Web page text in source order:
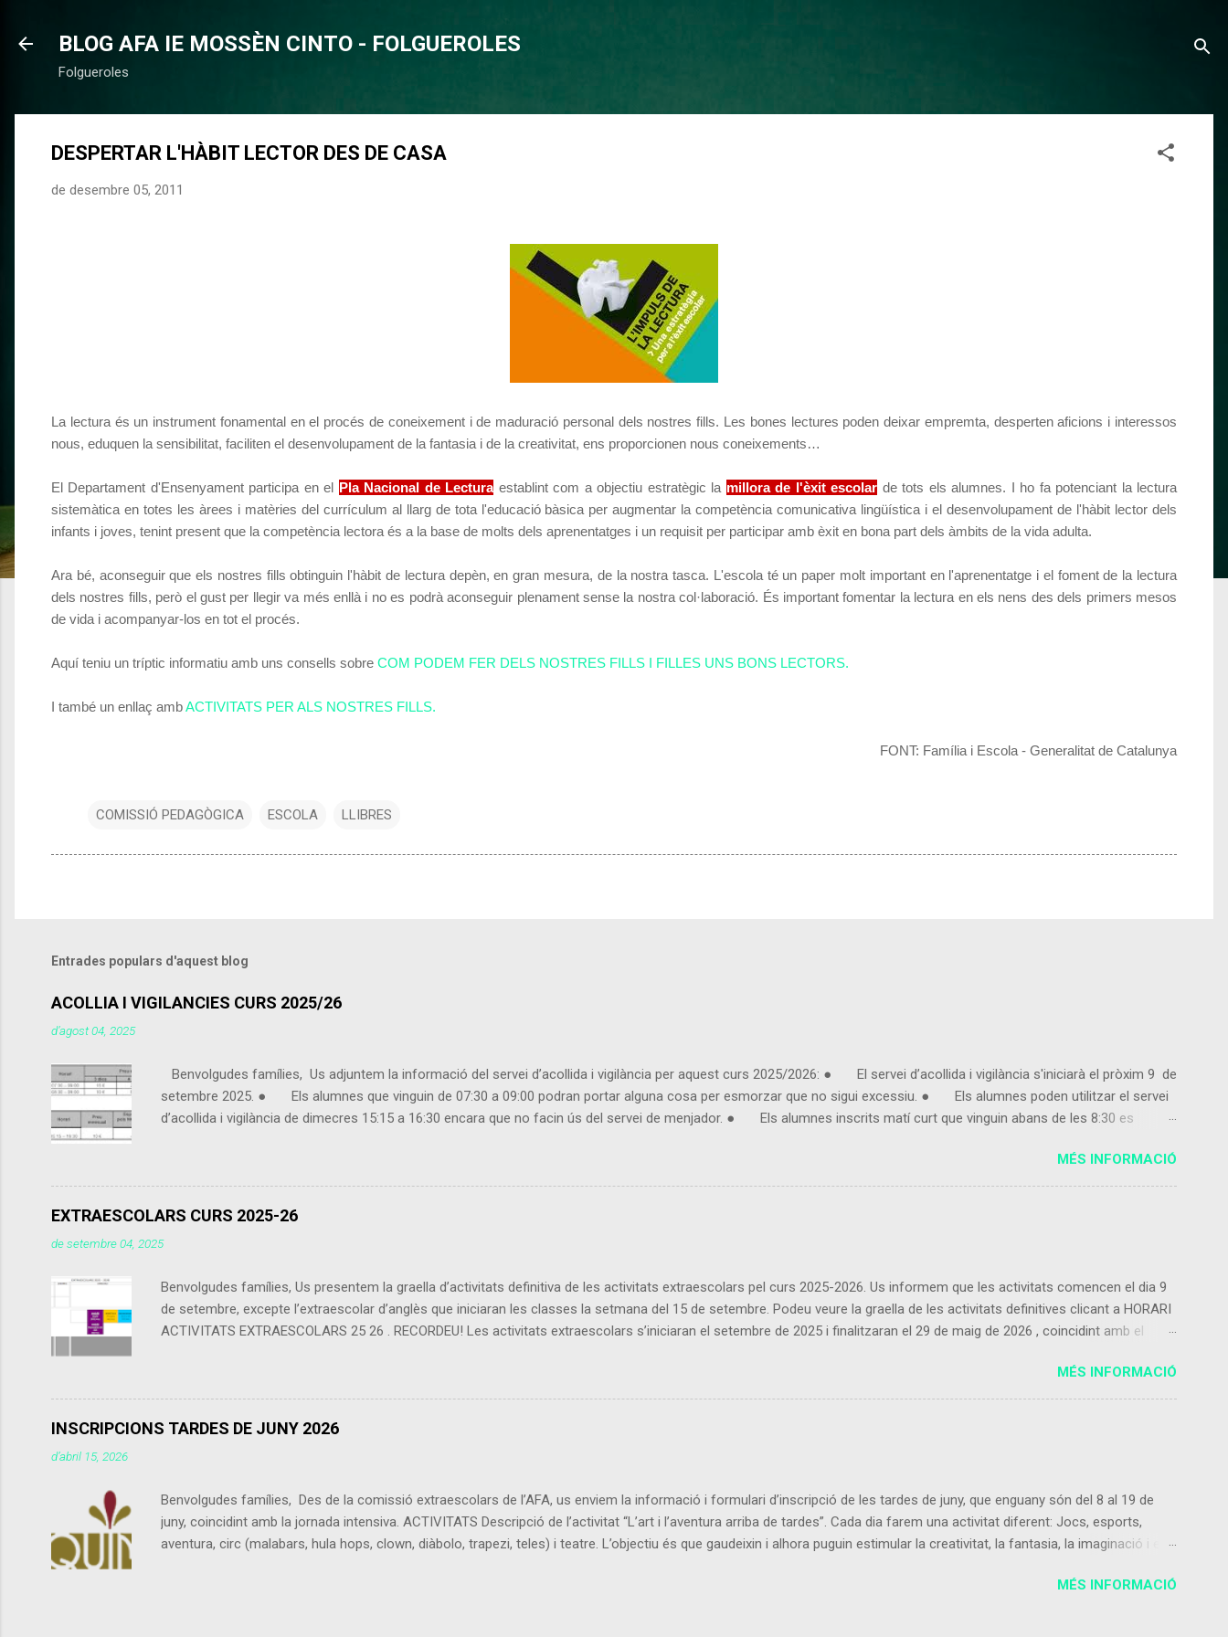
BLOG AFA IE MOSSÈN CINTO - FOLGUEROLES
Folgueroles
DESPERTAR L'HÀBIT LECTOR DES DE CASA
de desembre 05, 2011
La lectura és un instrument fonamental en el procés de coneixement i de maduració personal dels nostres fills. Les bones lectures poden deixar empremta, desperten aficions i interessos
nous, eduquen la sensibilitat, faciliten el desenvolupament de la fantasia i de la creativitat, ens proporcionen nous coneixements…
El Departament d'Ensenyament participa en el Pla Nacional de Lectura establint com a objectiu estratègic la millora de l'èxit escolar de tots els alumnes. I ho fa potenciant la lectura
sistemàtica en totes les àrees i matèries del currículum al llarg de tota l'educació bàsica per augmentar la competència comunicativa lingüística i el desenvolupament de l'hàbit lector dels
infants i joves, tenint present que la competència lectora és a la base de molts dels aprenentatges i un requisit per participar amb èxit en bona part dels àmbits de la vida adulta.
Ara bé, aconseguir que els nostres fills obtinguin l'hàbit de lectura depèn, en gran mesura, de la nostra tasca. L'escola té un paper molt important en l'aprenentatge i el foment de la lectura
dels nostres fills, però el gust per llegir va més enllà i no es podrà aconseguir plenament sense la nostra col·laboració. És important fomentar la lectura en els nens des dels primers mesos
de vida i acompanyar-los en tot el procés.
Aquí teniu un tríptic informatiu amb uns consells sobre COM PODEM FER DELS NOSTRES FILLS I FILLES UNS BONS LECTORS.
I també un enllaç ambACTIVITATS PER ALS NOSTRES FILLS.
FONT: Família i Escola - Generalitat de Catalunya
COMISSIÓ PEDAGÒGICA ESCOLA LLIBRES
Entrades populars d'aquest blog
ACOLLIA I VIGILANCIES CURS 2025/26
d’agost 04, 2025
Benvolgudes famílies, Us adjuntem la informació del servei d’acollida i vigilància per aquest curs 2025/2026: ● El servei d’acollida i vigilància s'iniciarà el pròxim 9 de
setembre 2025. ● Els alumnes que vinguin de 07:30 a 09:00 podran portar alguna cosa per esmorzar que no sigui excessiu. ● Els alumnes poden utilitzar el servei
d’acollida i vigilància de dimecres 15:15 a 16:30 encara que no facin ús del servei de menjador. ● Els alumnes inscrits matí curt que vinguin abans de les 8:30 es
MÉS INFORMACIÓ
EXTRAESCOLARS CURS 2025-26
de setembre 04, 2025
Benvolgudes famílies, Us presentem la graella d’activitats definitiva de les activitats extraescolars pel curs 2025-2026. Us informem que les activitats comencen el dia 9
de setembre, excepte l’extraescolar d’anglès que iniciaran les classes la setmana del 15 de setembre. Podeu veure la graella de les activitats definitives clicant a HORARI
ACTIVITATS EXTRAESCOLARS 25 26 . RECORDEU! Les activitats extraescolars s’iniciaran el setembre de 2025 i finalitzaran el 29 de maig de 2026 , coincidint amb el
l’empresa. A les activitats de tarda (Anglès els dimecres a les 16:15 h), l’alumnat pot portar un petit berenar. Només es podrà donar de baixa de l’activitat extraescolar al
final de cada trimestre (encara que les quotes siguin mensuals, caldrà pagar tot un trimestre sencer). Les extraescolars les cobrarà l’empresa que ofereix...
MÉS INFORMACIÓ
INSCRIPCIONS TARDES DE JUNY 2026
d’abril 15, 2026
Benvolgudes famílies, Des de la comissió extraescolars de l’AFA, us enviem la informació i formulari d’inscripció de les tardes de juny, que enguany són del 8 al 19 de
juny, coincidint amb la jornada intensiva. ACTIVITATS Descripció de l’activitat “L’art i l’aventura arriba de tardes”. Cada dia farem una activitat diferent: Jocs, esports,
aventura, circ (malabars, hula hops, clown, diàbolo, trapezi, teles) i teatre. L’objectiu és que gaudeixin i alhora puguin estimular la creativitat, la fantasia, la imaginació i el
nostres arts expressives.HORARIS Dies: del 8 al 19 de juny. Horaris: 15:15h a les 16:30h. Destinataris: alumnat d’i3 a 4t d’ESO de l’Institut Escola Mossèn Cinto de
MÉS INFORMACIÓ